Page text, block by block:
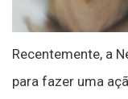
Recentemente, a
para fazer uma